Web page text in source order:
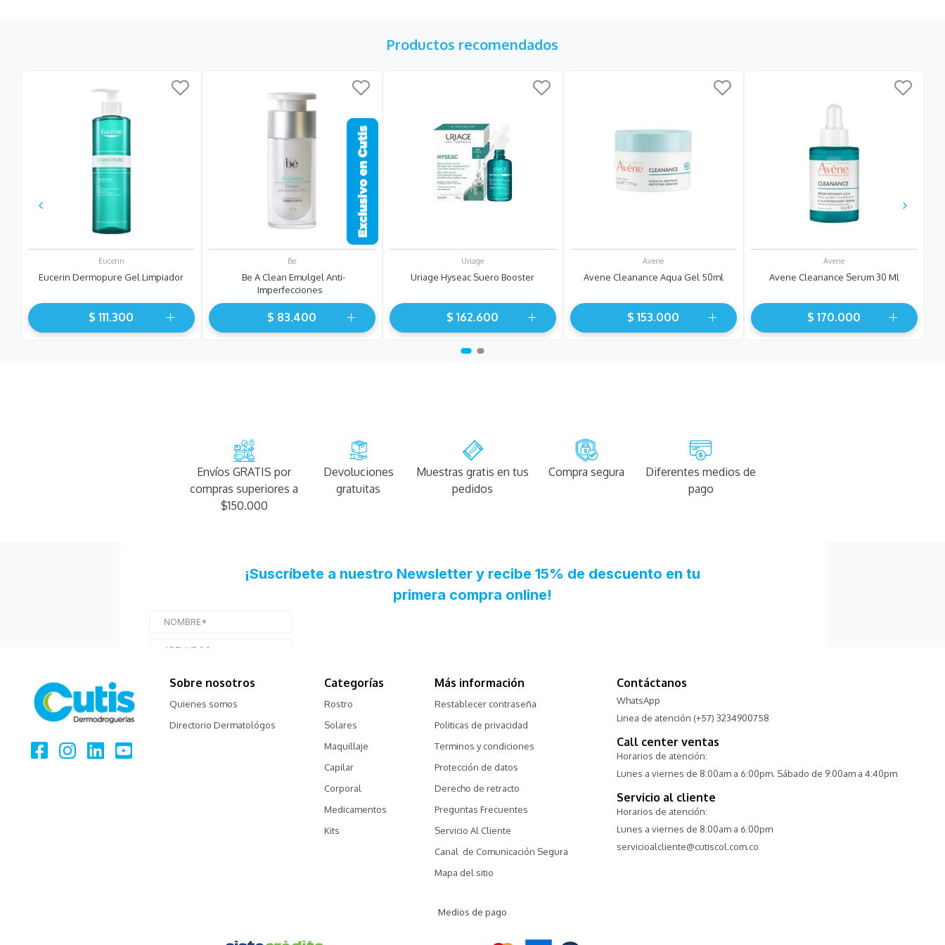
Productos recomendados
Eucerin
Eucerin Dermopure Gel Limpiador
$ 111.300
Be
Be A Clean Emulgel Anti-
Imperfecciones
$ 83.400
Uriage
Uriage Hyseac Suero Booster
$ 162.600
Avene
Avene Cleanance Aqua Gel 50ml
$ 153.000
Avene
Avene Cleanance Serum 30 Ml
$ 170.000
Envíos GRATIS por
compras superiores a
$150.000
Devoluciones
gratuitas
Muestras gratis en tus
pedidos
Compra segura
Diferentes medios de
pago
Sobre nosotros
Quienes somos
Directorio Dermatológos
Categorías
Rostro
Solares
Maquillaje
Capilar
Corporal
Medicamentos
Kits
Más información
Restablecer contraseña
Politicas de privacidad
Terminos y condiciones
Protección de datos
Derecho de retracto
Preguntas Frecuentes
Servicio Al Cliente
Canal  de Comunicación Segura
Mapa del sitio
Contáctanos
WhatsApp
Linea de atención (+57) 3234900758
Call center ventas
Horarios de atención:
Lunes a viernes de 8:00am a 6:00pm. Sábado de 9:00am a 4:40pm
Servicio al cliente
Horarios de atención:
Lunes a viernes de 8:00am a 6:00pm
servicioalcliente@cutiscol.com.co
Medios de pago